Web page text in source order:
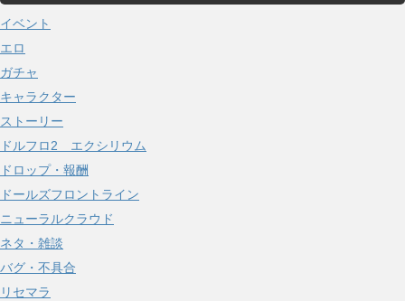
イ
ブ
イベント
エロ
ガチャ
キャラクター
ストーリー
ドルフロ2 エクシリウム
ドロップ・報酬
ドールズフロントライン
ニューラルクラウド
ネタ・雑談
バグ・不具合
リセマラ